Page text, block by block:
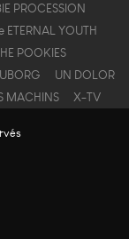
PROCESSION
ETERNAL YOUTH
POOKIES
UN DOLOR
MACHINS X-TV